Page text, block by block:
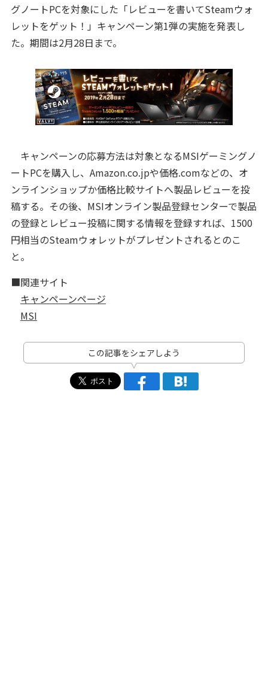
グノートPCを対象にした「レビューを書いてSteamウォ
レットをゲット！」キャンペーン第1弾の実施を発表し
た。期間は2月28日まで。
キャンペーンの応募方法は対象となるMSIゲーミングノ
ートPCを購入し、Amazon.co.jpや価格.comなどの、オ
ンラインショップか価格比較サイトへ製品レビューを投
稿する。その後、MSIオンライン製品登録センターで製品
の登録とレビュー投稿に関する情報を登録すれば、1500
円相当のSteamウォレットがプレゼントされるとのこ
と。
■関連サイト
キャンペーンページ
MSI
この記事をシェアしよう